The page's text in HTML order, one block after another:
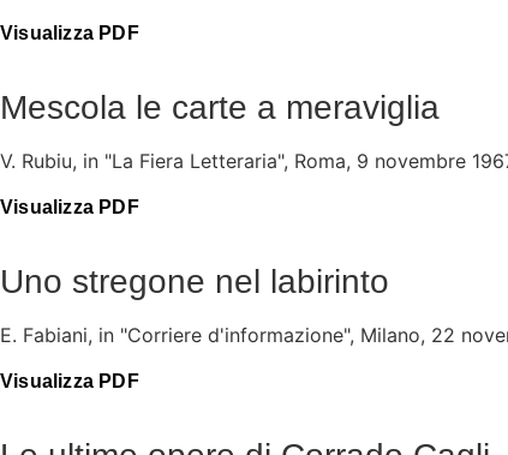
Visualizza PDF
Mescola le carte a meraviglia
V. Rubiu, in "La Fiera Letteraria", Roma, 9 novembre
Visualizza PDF
Uno stregone nel labirinto
E. Fabiani, in "Corriere d'informazione", Milano, 22
Visualizza PDF